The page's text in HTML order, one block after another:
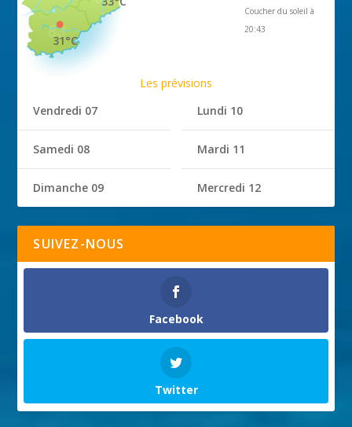
31°C
Coucher du soleil à
20:43
Les prévisions
Vendredi 07
Samedi 08
Dimanche 09
Lundi 10
Mardi 11
Mercredi 12
SUIVEZ-NOUS
Facebook
Twitter